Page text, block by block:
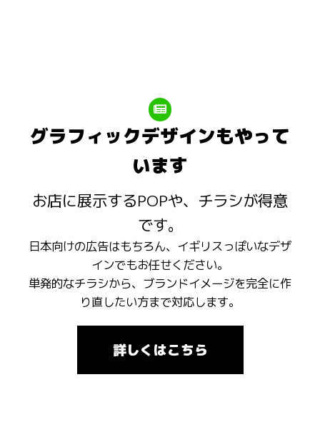
グラフィックデザインもやって
います
お店に展示するPOPや、チラシが得意
です。
日本向けの広告はもちろん、イギリスっぽいなデザ
インでもお任せください。
単発的なチラシから、ブランドイメージを完全に作
り直したい方まで対応します。
詳しくはこちら